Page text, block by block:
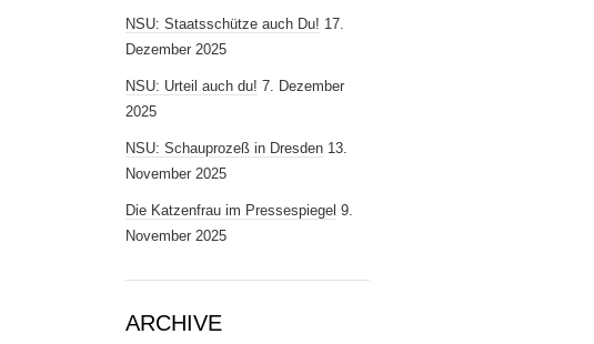
NSU: Staatsschütze auch Du! 17.
Dezember 2025
NSU: Urteil auch du! 7. Dezember
2025
NSU: Schauprozeß in Dresden 13.
November 2025
Die Katzenfrau im Pressespiegel 9.
November 2025
ARCHIVE